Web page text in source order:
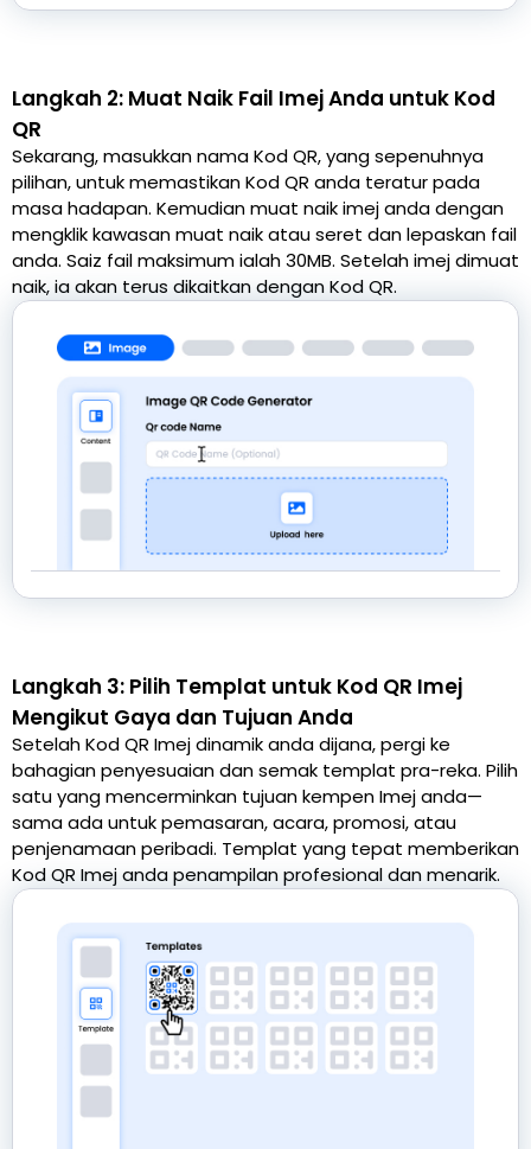
Langkah 2: Muat Naik Fail Imej Anda untuk Kod
QR
Sekarang, masukkan nama Kod QR, yang sepenuhnya
pilihan, untuk memastikan Kod QR anda teratur pada
masa hadapan. Kemudian muat naik imej anda dengan
mengklik kawasan muat naik atau seret dan lepaskan fail
anda. Saiz fail maksimum ialah 30MB. Setelah imej dimuat
naik, ia akan terus dikaitkan dengan Kod QR.
Langkah 3: Pilih Templat untuk Kod QR Imej
Mengikut Gaya dan Tujuan Anda
Setelah Kod QR Imej dinamik anda dijana, pergi ke
bahagian penyesuaian dan semak templat pra-reka. Pilih
satu yang mencerminkan tujuan kempen Imej anda—
sama ada untuk pemasaran, acara, promosi, atau
penjenamaan peribadi. Templat yang tepat memberikan
Kod QR Imej anda penampilan profesional dan menarik.